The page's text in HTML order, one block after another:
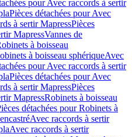
pour Avec raccords à sertir
Pièces détachées pour Avec
à sertir MapressPièces
MapressVannes de
à boisseau
à boisseau sphériqueAvec
pour Avec raccords à sertir
Pièces détachées pour Avec
à sertir MapressPièces
MapressRobinets à boisseau
détachées pour Robinets à
Avec raccords à sertir
Avec raccords à sertir